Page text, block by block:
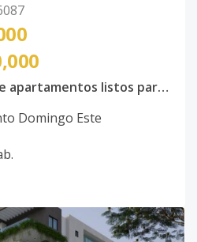
Proyecto exclusivo de apartamentos listos para entrega
Domingo Este